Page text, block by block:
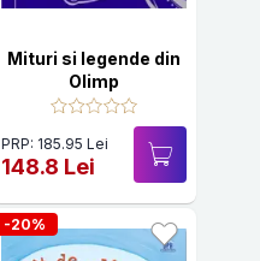
Mituri si legende din
Olimp
PRP: 185.95 Lei
148.8 Lei
-20%